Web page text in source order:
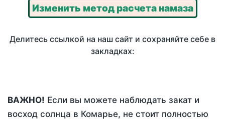
Изменить метод расчета намаза
Делитесь ссылкой на наш сайт и сохраняйте себе в
закладках:
ВАЖНО! Если вы можете наблюдать закат и
восход солнца в Комарье, не стоит полностью